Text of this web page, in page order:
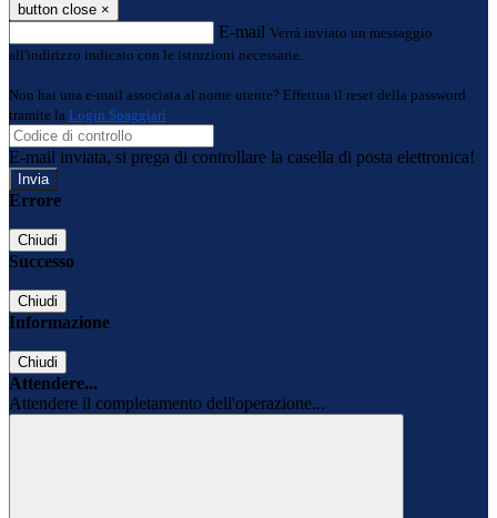
button close ×
E-mail Verrà inviato un messaggio
all'indirizzo indicato con le istruzioni necessarie.
Non hai una e-mail associata al nome utente? Effettua il reset della password
tramite la Login Spaggiari
E-mail inviata, si prega di controllare la casella di posta elettronica!
Errore
Chiudi
Successo
Chiudi
Informazione
Chiudi
Attendere...
Attendere il completamento dell'operazione...